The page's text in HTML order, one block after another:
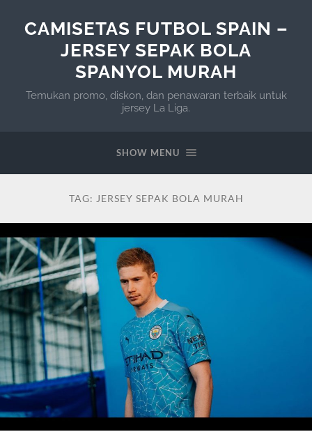
CAMISETAS FUTBOL SPAIN –
JERSEY SEPAK BOLA
SPANYOL MURAH
Temukan promo, diskon, dan penawaran terbaik untuk
jersey La Liga.
SHOW MENU
TAG: JERSEY SEPAK BOLA MURAH